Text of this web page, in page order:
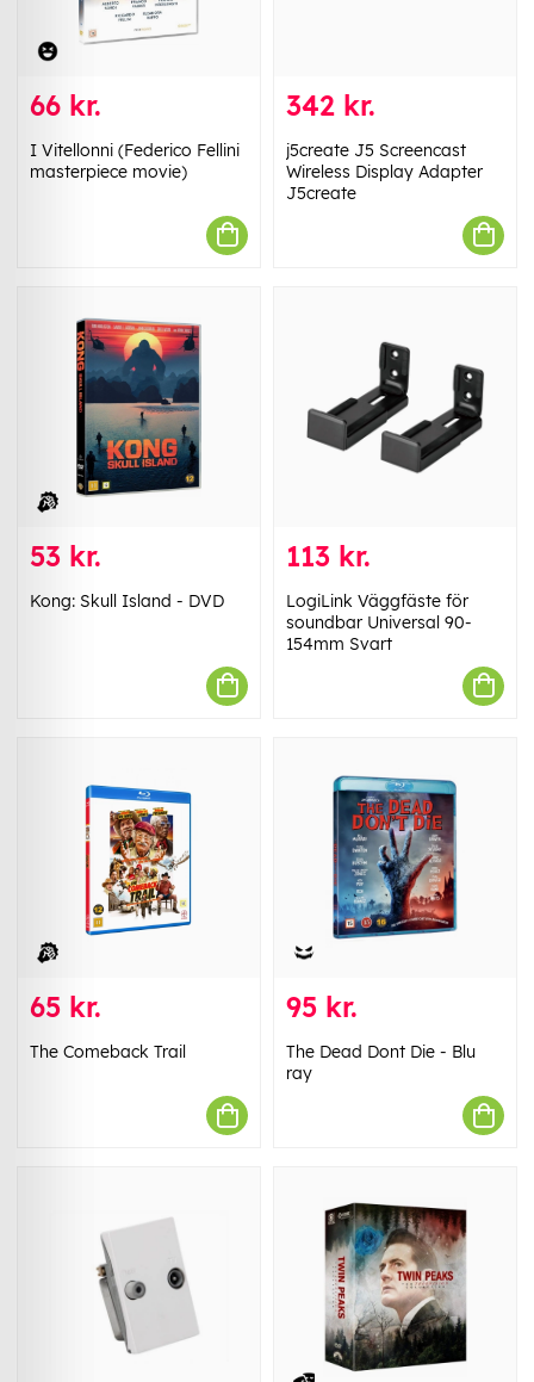
66 kr.
I Vitellonni (Federico Fellini
masterpiece movie)
342 kr.
j5create J5 Screencast
Wireless Display Adapter
J5create
53 kr.
Kong: Skull Island - DVD
113 kr.
LogiLink Väggfäste för
soundbar Universal 90-
154mm Svart
65 kr.
The Comeback Trail
95 kr.
The Dead Dont Die - Blu
ray